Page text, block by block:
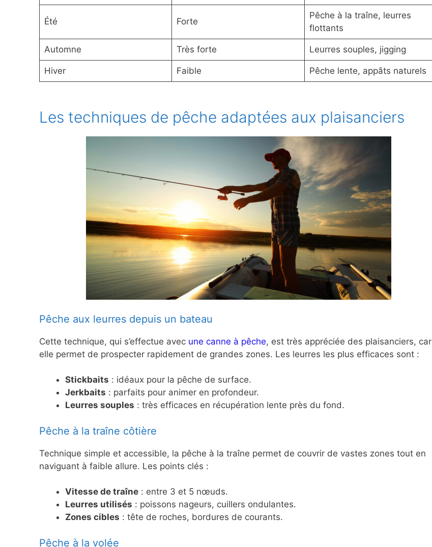
Été Forte
Pêche à la traîne, leurres
flottants
Automne Très forte Leurres souples, jigging
Hiver Faible Pêche lente, appâts naturels
Les techniques de pêche adaptées aux plaisanciers
Pêche aux leurres depuis un bateau
Cette technique, qui s’effectue avec une canne à pêche, est très appréciée des plaisanciers, car
elle permet de prospecter rapidement de grandes zones. Les leurres les plus efficaces sont :
Stickbaits : idéaux pour la pêche de surface.
Jerkbaits : parfaits pour animer en profondeur.
Leurres souples : très efficaces en récupération lente près du fond.
Pêche à la traîne côtière
Technique simple et accessible, la pêche à la traîne permet de couvrir de vastes zones tout en
naviguant à faible allure. Les points clés :
Vitesse de traîne : entre 3 et 5 nœuds.
Leurres utilisés : poissons nageurs, cuillers ondulantes.
Zones cibles : tête de roches, bordures de courants.
Pêche à la volée